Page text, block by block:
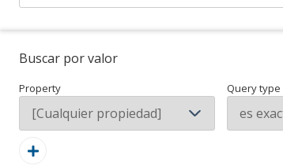
Buscar por valor
Property Query type